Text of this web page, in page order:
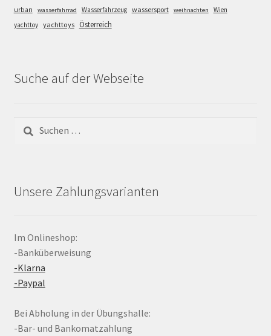
urban wasserfahrrad Wasserfahrzeug wassersport weihnachten
Wien
yachttoy yachttoys Österreich
Suche auf der Webseite
Suchen
nach:
Unsere Zahlungsvarianten
Im Onlineshop:
-Banküberweisung
-Klarna
-Paypal
Bei Abholung in der Übungshalle:
-Bar- und Bankomatzahlung